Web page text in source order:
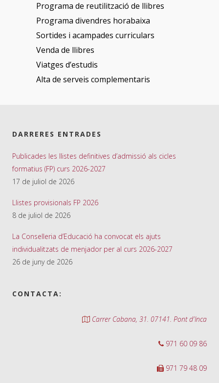
Programa de reutilització de llibres
Programa divendres horabaixa
Sortides i acampades curriculars
Venda de llibres
Viatges d’estudis
Alta de serveis complementaris
DARRERES ENTRADES
Publicades les llistes definitives d’admissió als cicles
formatius (FP) curs 2026-2027
17 de juliol de 2026
Llistes provisionals FP 2026
8 de juliol de 2026
La Conselleria d’Educació ha convocat els ajuts
individualitzats de menjador per al curs 2026-2027
26 de juny de 2026
CONTACTA:
Carrer Cabana, 31. 07141. Pont d'Inca
971 60 09 86
971 79 48 09